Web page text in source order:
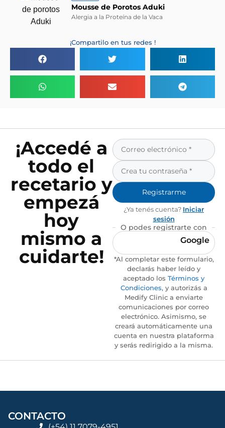
Mousse de Porotos Aduki
Alergia a la Proteína de la Vaca
¡Compartilo en tus redes !
¡Accedé a
todo el
recetario y
empezá
hoy
mismo a
cuidarte!
Registrarme
¿Ya tenés cuenta? Iniciar
sesión
O podes registrarte con
Google
*Al completar este formulario,
declarás haber leído y
aceptado los Términos y
Condiciones, y autorizás a
Medify Clinic a enviarte
comunicaciones por correo
electrónico. Asimismo, se
creará automáticamente una
cuenta en nuestra plataforma
y serás redirigido a la misma.
CONTACTO